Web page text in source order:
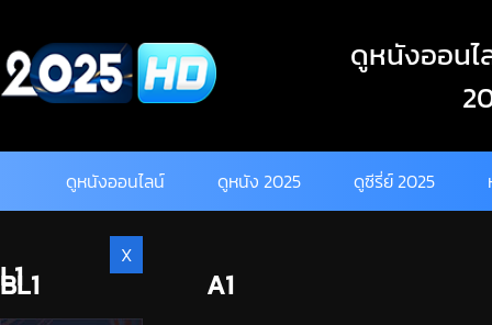
content
ดูหนังออนไ
ดูหนังออนไลน์ ดูหนัง 2025 ดูซีรี่ย์ 2025
BL1
A1
X
L1